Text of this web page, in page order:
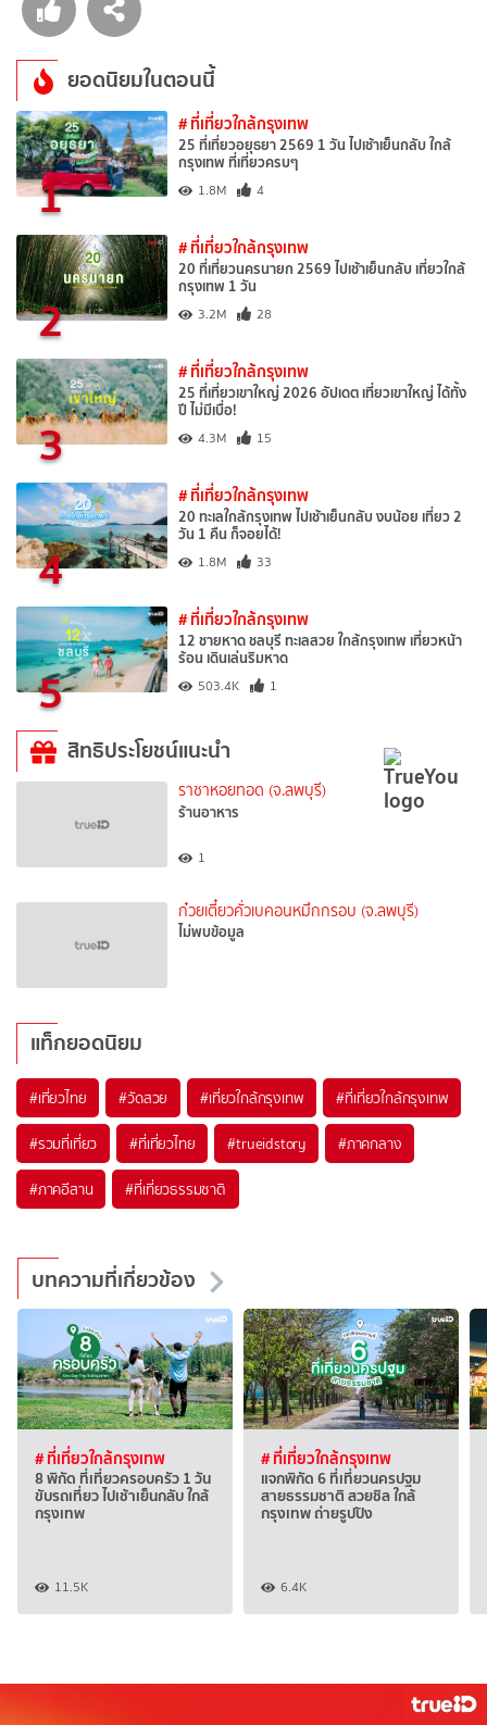
ยอดนิยมในตอนนี้
1
# ที่เที่ยวใกล้กรุงเทพ
25 ที่เที่ยวอยุธยา 2569 1 วัน ไปเช้าเย็นกลับ ใกล้
กรุงเทพ ที่เที่ยวครบๆ
1.8M 4
2
# ที่เที่ยวใกล้กรุงเทพ
20 ที่เที่ยวนครนายก 2569 ไปเช้าเย็นกลับ เที่ยวใกล้
กรุงเทพ 1 วัน
3.2M 28
3
# ที่เที่ยวใกล้กรุงเทพ
25 ที่เที่ยวเขาใหญ่ 2026 อัปเดต เที่ยวเขาใหญ่ ได้ทั้ง
ปี ไม่มีเบื่อ!
4.3M 15
4
# ที่เที่ยวใกล้กรุงเทพ
20 ทะเลใกล้กรุงเทพ ไปเช้าเย็นกลับ งบน้อย เที่ยว 2
วัน 1 คืน ก็จอยได้!
1.8M 33
5
# ที่เที่ยวใกล้กรุงเทพ
12 ชายหาด ชลบุรี ทะเลสวย ใกล้กรุงเทพ เที่ยวหน้า
ร้อน เดินเล่นริมหาด
503.4K 1
สิทธิประโยชน์แนะนำ
ราชาหอยทอด (จ.ลพบุรี)
ร้านอาหาร
1
ก๋วยเตี๋ยวคั่วเบคอนหมึกกรอบ (จ.ลพบุรี)
ไม่พบข้อมูล
แท็กยอดนิยม
#เที่ยวไทย #วัดสวย #เที่ยวใกล้กรุงเทพ #ที่เที่ยวใกล้กรุงเทพ
#รวมที่เที่ยว #ที่เที่ยวไทย #trueidstory #ภาคกลาง
#ภาคอีสาน #ที่เที่ยวธรรมชาติ
บทความที่เกี่ยวข้อง
# ที่เที่ยวใกล้กรุงเทพ
8 พิกัด ที่เที่ยวครอบครัว 1 วัน
ขับรถเที่ยว ไปเช้าเย็นกลับ ใกล้
กรุงเทพ
11.5K
# ที่เที่ยวใกล้กรุงเทพ
แจกพิกัด 6 ที่เที่ยวนครปฐม
สายธรรมชาติ สวยชิล ใกล้
กรุงเทพ ถ่ายรูปปัง
6.4K